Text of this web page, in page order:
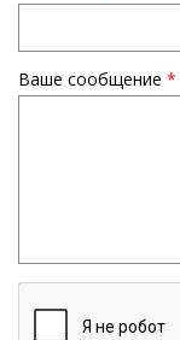
Ваше сообщение *